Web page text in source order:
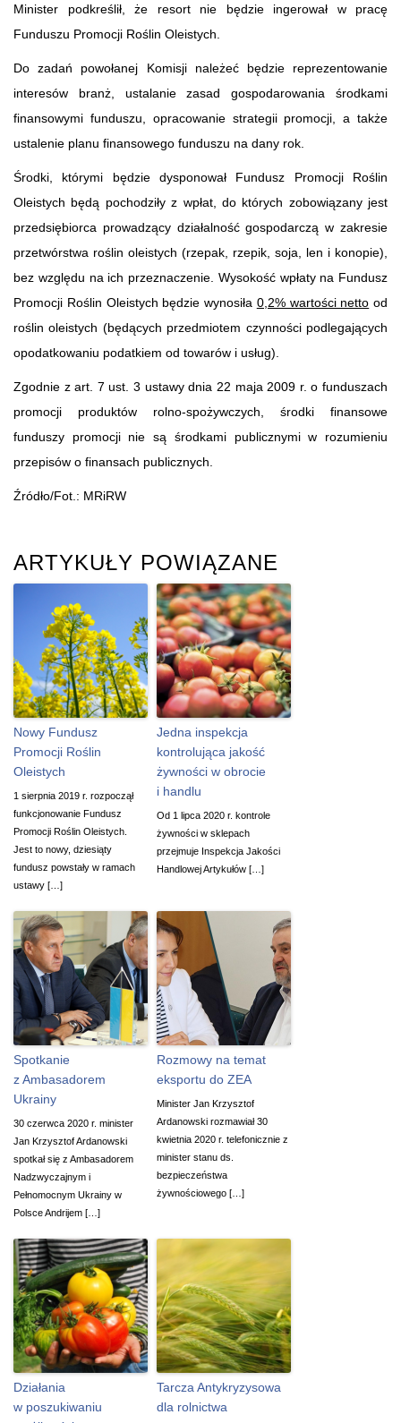
Minister podkreślił, że resort nie będzie ingerował w pracę
Funduszu Promocji Roślin Oleistych.
Do zadań powołanej Komisji należeć będzie reprezentowanie
interesów branż, ustalanie zasad gospodarowania środkami
finansowymi funduszu, opracowanie strategii promocji, a także
ustalenie planu finansowego funduszu na dany rok.
Środki, którymi będzie dysponował Fundusz Promocji Roślin
Oleistych będą pochodziły z wpłat, do których zobowiązany jest
przedsiębiorca prowadzący działalność gospodarczą w zakresie
przetwórstwa roślin oleistych (rzepak, rzepik, soja, len i konopie),
bez względu na ich przeznaczenie. Wysokość wpłaty na Fundusz
Promocji Roślin Oleistych będzie wynosiła 0,2% wartości netto od
roślin oleistych (będących przedmiotem czynności podlegających
opodatkowaniu podatkiem od towarów i usług).
Zgodnie z art. 7 ust. 3 ustawy dnia 22 maja 2009 r. o funduszach
promocji produktów rolno-spożywczych, środki finansowe
funduszy promocji nie są środkami publicznymi w rozumieniu
przepisów o finansach publicznych.
Źródło/Fot.: MRiRW
ARTYKUŁY POWIĄZANE
Nowy Fundusz
Promocji Roślin
Oleistych
1 sierpnia 2019 r. rozpoczął
funkcjonowanie Fundusz
Promocji Roślin Oleistych.
Jest to nowy, dziesiąty
fundusz powstały w ramach
ustawy […]
Jedna inspekcja
kontrolująca jakość
żywności w obrocie
i handlu
Od 1 lipca 2020 r. kontrole
żywności w sklepach
przejmuje Inspekcja Jakości
Handlowej Artykułów […]
Spotkanie
z Ambasadorem
Ukrainy
30 czerwca 2020 r. minister
Jan Krzysztof Ardanowski
spotkał się z Ambasadorem
Nadzwyczajnym i
Pełnomocnym Ukrainy w
Polsce Andrijem […]
Rozmowy na temat
eksportu do ZEA
Minister Jan Krzysztof
Ardanowski rozmawiał 30
kwietnia 2020 r. telefonicznie z
minister stanu ds.
bezpieczeństwa
żywnościowego […]
Działania
w poszukiwaniu
Tarcza Antykryzysowa
dla rolnictwa